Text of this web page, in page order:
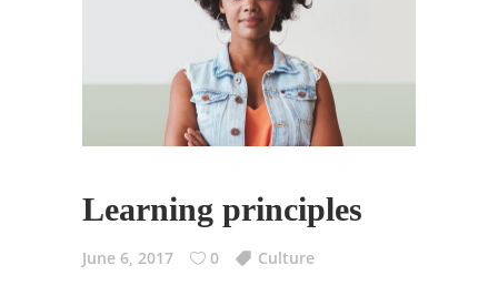
Learning principles
June 6, 2017 0 Culture